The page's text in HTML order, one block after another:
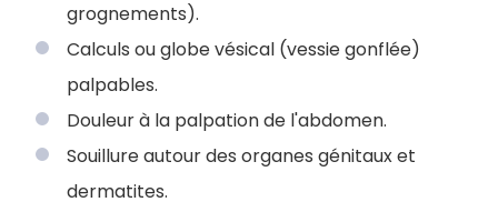
grognements).
Calculs ou globe vésical (vessie gonflée)
palpables.
Douleur à la palpation de l'abdomen.
Souillure autour des organes génitaux et
dermatites.